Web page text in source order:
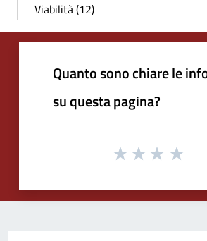
Viabilità (12)
Quanto sono chiare le
su questa pagina?